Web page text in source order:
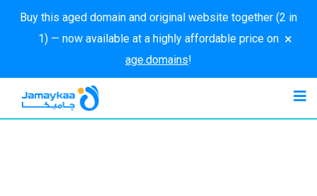
Buy this aged domain and original website together (2 in
1) — now available at a highly affordable price on
age.domains!
×